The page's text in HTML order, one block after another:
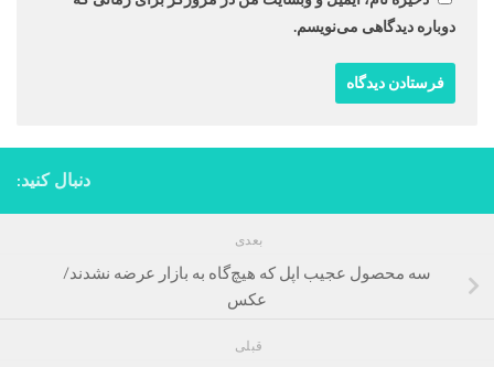
دوباره دیدگاهی می‌نویسم.
دنبال کنید:
بعدی
سه محصول عجیب اپل که هیچ‌گاه به بازار عرضه نشدند/
عکس
قبلی